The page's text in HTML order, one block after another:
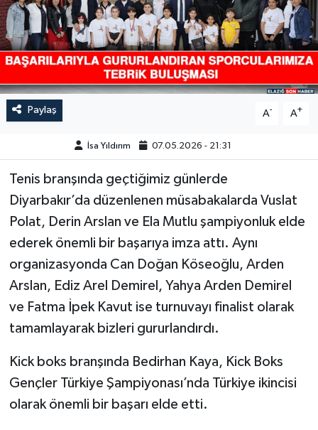
Paylaş A- A+
İsa Yıldırım 07.05.2026 - 21:31
Tenis branşında geçtiğimiz günlerde
Diyarbakır’da düzenlenen müsabakalarda Vuslat
Polat, Derin Arslan ve Ela Mutlu şampiyonluk elde
ederek önemli bir başarıya imza attı. Aynı
organizasyonda Can Doğan Köseoğlu, Arden
Arslan, Ediz Arel Demirel, Yahya Arden Demirel
ve Fatma İpek Kavut ise turnuvayı finalist olarak
tamamlayarak bizleri gururlandırdı.
Kick boks branşında Bedirhan Kaya, Kick Boks
Gençler Türkiye Şampiyonası’nda Türkiye ikincisi
olarak önemli bir başarı elde etti.
MEDYA
ÖZEL HABER
POLİTİKA
SAĞLIK
SİYASET
TEKNOLOJİ
YAŞAM